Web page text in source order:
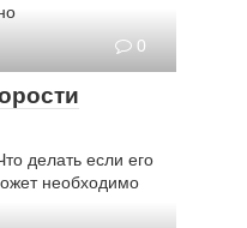
0
делать если его
необходимо